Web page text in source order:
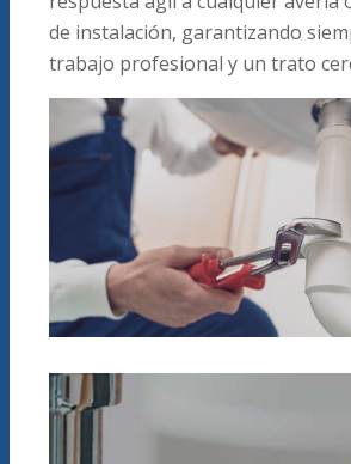
de instalación, garantizando
trabajo profesional y un trato